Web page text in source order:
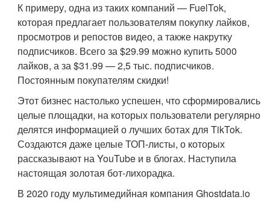
К примеру, одна из таких компаний — FuelTok,
которая предлагает пользователям покупку лайков,
просмотров и репостов видео, а также накрутку
подписчиков. Всего за $29.99 можно купить 5000
лайков, а за $31.99 — 2,5 тыс. подписчиков.
Постоянным покупателям скидки!
Этот бизнес настолько успешен, что сформировались
целые площадки, на которых пользователи регулярно
делятся информацией о лучших ботах для TikTok.
Создаются даже целые ТОП-листы, о которых
рассказывают на YouTube и в блогах. Наступила
настоящая золотая бот-лихорадка.
В 2020 году мультимедийная компания Ghostdata.io